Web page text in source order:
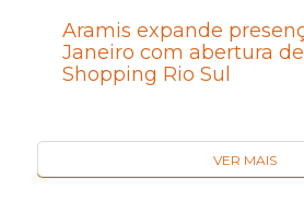
Aramis expande
Janeiro com abertura
Shopping Rio Sul
VER MAIS